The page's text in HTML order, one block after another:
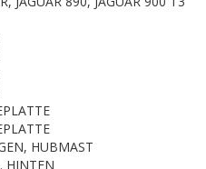
HUBMAST
HINTEN